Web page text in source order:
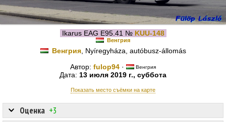
Ikarus EAG E95.41 № KUU-148
Венгрия
Венгрия, Nyíregyháza, autóbusz-állomás
Автор: fulop94 · Венгрия
Дата: 13 июля 2019 г., суббота
Показать место съёмки на карте
Оценка +3